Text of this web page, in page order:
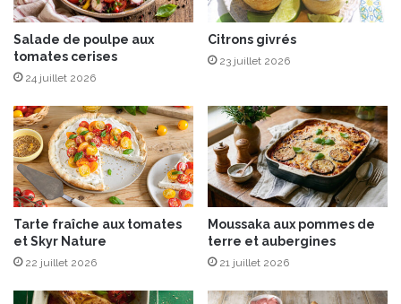
r
o
f
e
s
i
o
n
n
e
?
Salade de poulpe aux
tomates cerises
24 juillet 2026
Citrons givrés
23 juillet 2026
Tarte fraîche aux tomates
et Skyr Nature
22 juillet 2026
Moussaka aux pommes de
terre et aubergines
21 juillet 2026